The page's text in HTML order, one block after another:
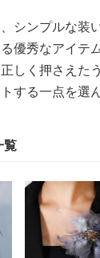
シンプルな装
優秀なアイテム
しく押さえた
する一点を選
覧